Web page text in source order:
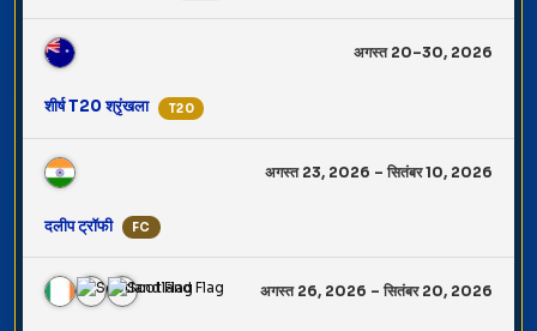
शीर्ष T20 श्रृंखला T20
अगस्त 20–30, 2026
दलीप ट्रॉफी FC
अगस्त 23, 2026 – सितंबर 10, 2026
अगस्त 26, 2026 – सितंबर 20, 2026